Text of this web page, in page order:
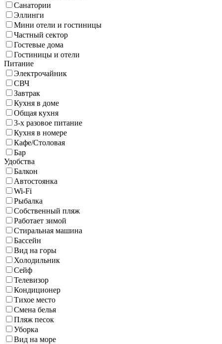
Санатории
Эллинги
Мини отели и гостиницы
Частный сектор
Гостевые дома
Гостиницы и отели
Питание
Электрочайник
СВЧ
Завтрак
Кухня в доме
Общая кухня
3-х разовое питание
Кухня в номере
Кафе/Столовая
Бар
Удобства
Балкон
Автостоянка
Wi-Fi
Рыбалка
Собственный пляж
Работает зимой
Стиральная машина
Бассейн
Вид на горы
Холодильник
Сейф
Телевизор
Кондиционер
Тихое место
Смена белья
Пляж песок
Уборка
Вид на море